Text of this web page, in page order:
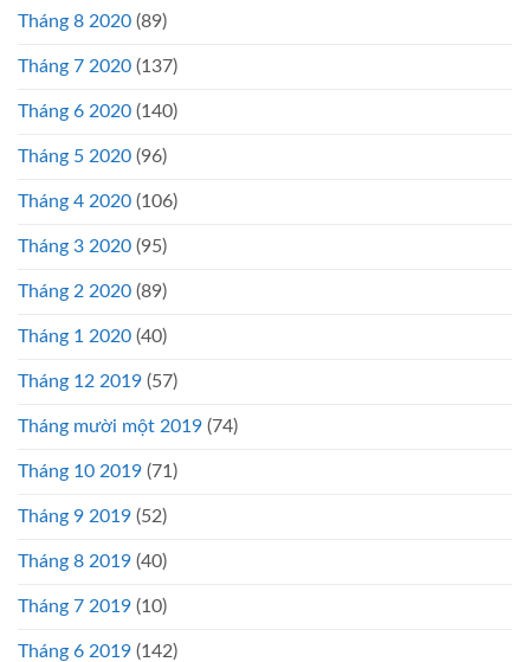
Tháng 8 2020 (89)
Tháng 7 2020 (137)
Tháng 6 2020 (140)
Tháng 5 2020 (96)
Tháng 4 2020 (106)
Tháng 3 2020 (95)
Tháng 2 2020 (89)
Tháng 1 2020 (40)
Tháng 12 2019 (57)
Tháng mười một 2019 (74)
Tháng 10 2019 (71)
Tháng 9 2019 (52)
Tháng 8 2019 (40)
Tháng 7 2019 (10)
Tháng 6 2019 (142)